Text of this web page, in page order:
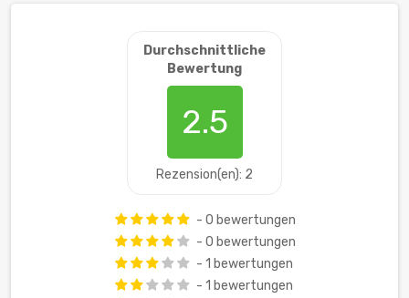
Durchschnittliche
Bewertung
2.5
Rezension(en): 2
- 0 bewertungen
- 0 bewertungen
- 1 bewertungen
- 1 bewertungen